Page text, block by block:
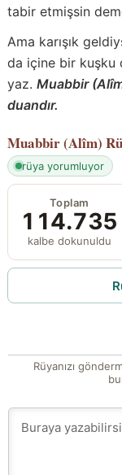
tabir etmişsin
Ama karışık
da içine bir kuşku
yaz. Muabbir
duandır.
Muabbir (Alîm)
rüya yorumluyor
Toplam
114.735
kalbe dokunuldu
Rüyanızı